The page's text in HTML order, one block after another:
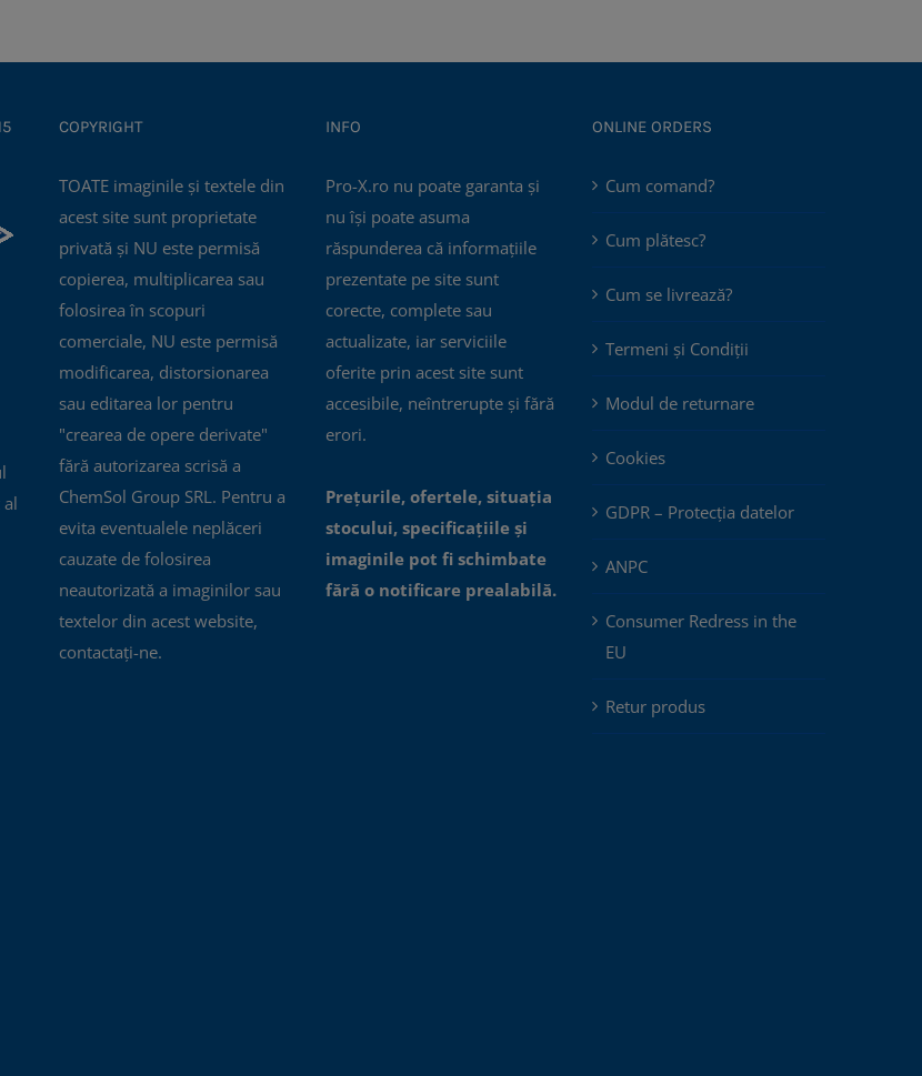
multe
Opțiunile
alese
pagina
produsului.
COPYRIGHT
TOATE imaginile și textele din
acest site sunt proprietate
privată și NU este permisă
copierea, multiplicarea sau
folosirea în scopuri
comerciale, NU este permisă
modificarea, distorsionarea
sau editarea lor pentru
"crearea de opere derivate"
fără autorizarea scrisă a
ChemSol Group SRL. Pentru a
evita eventualele neplăceri
cauzate de folosirea
neautorizată a imaginilor sau
textelor din acest website,
contactați-ne.
INFO
Pro-X.ro nu poate garanta și
nu își poate asuma
răspunderea că informațiile
prezentate pe site sunt
corecte, complete sau
actualizate, iar serviciile
oferite prin acest site sunt
accesibile, neîntrerupte și fără
erori.
Prețurile, ofertele, situația
stocului, specificațiile și
imaginile pot fi schimbate
fără o notificare prealabilă.
ONLINE ORDERS
Cum comand?
Cum plătesc?
Cum se livrează?
Termeni și Condiții
Modul de returnare
Cookies
GDPR – Protecția datelor
ANPC
Consumer Redress in the
EU
Retur produs